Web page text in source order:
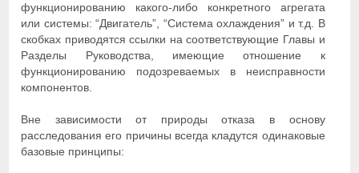
функционированию какого-либо конкретного агрегата
или системы: “Двигатель”, “Система охлаждения” и т.д. В
скобках приводятся ссылки на соответствующие Главы и
Разделы Руководства, имеющие отношение к
функционированию подозреваемых в неисправности
компонентов.
Вне зависимости от природы отказа в основу
расследования его причины всегда кладутся одинаковые
базовые принципы: